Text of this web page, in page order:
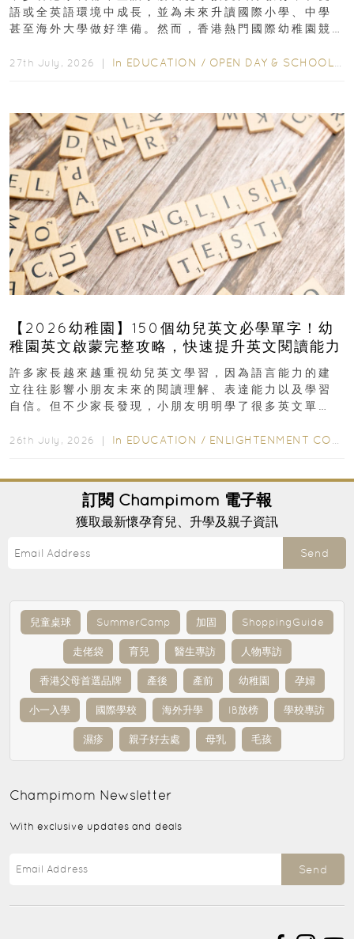
語或全英語環境中成長，並為未來升讀國際小學、中學
甚至海外大學做好準備。然而，香港熱門國際幼稚園競
27th July, 2026 ｜ In EDUCATION / OPEN DAY & SCHOOL EVENTS
【2026幼稚園】150個幼兒英文必學單字！幼
稚園英文啟蒙完整攻略，快速提升英文閱讀能力
許多家長越來越重視幼兒英文學習，因為語言能力的建
立往往影響小朋友未來的閱讀理解、表達能力以及學習
自信。但不少家長發現，小朋友明明學了很多英文單
26th July, 2026 ｜ In EDUCATION / ENLIGHTENMENT CORNER
訂閱 Champimom 電子報
獲取最新懷孕育兒、升學及親子資訊
Send
兒童桌球 SummerCamp 加固 ShoppingGuide
走佬袋 育兒 醫生專訪 人物專訪
香港父母首選品牌 產後 產前 幼稚園 孕婦
小一入學 國際學校 海外升學 IB放榜 學校專訪
濕疹 親子好去處 母乳 毛孩
Champimom Newsletter
With exclusive updates and deals
Send